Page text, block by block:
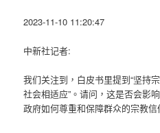
2023-11-10 11:20:47
中新社记者:
我们关注到，白皮书里提到“坚持
社会相适应”。请问，这是否会影
政府如何尊重和保障群众的宗教信